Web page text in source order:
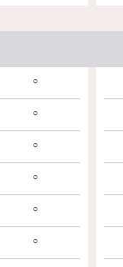
○
○
○
○
○
○